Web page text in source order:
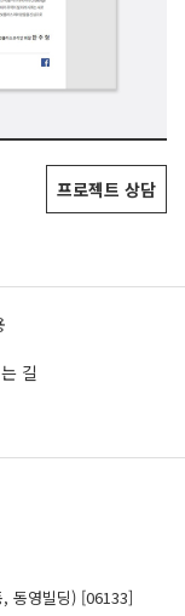
프로젝트 상담
길
동영빌딩) [06133]